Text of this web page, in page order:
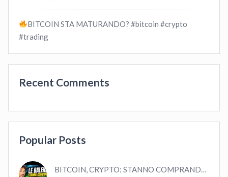
BITCOIN STA MATURANDO? #bitcoin #crypto
#trading
Recent Comments
Popular Posts
BITCOIN, CRYPTO: STANNO COMPRANDO TUTTI (GUARDA QUESTI DATI), EPPURE…